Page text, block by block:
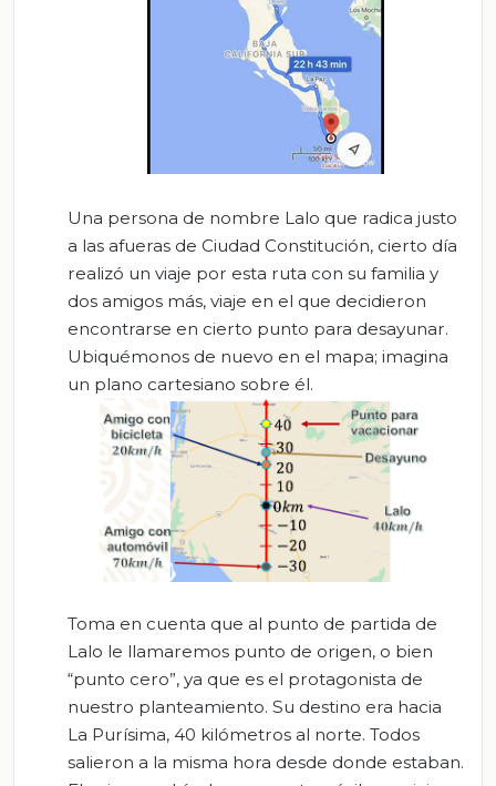
Una persona de nombre Lalo que radica justo
a las afueras de Ciudad Constitución, cierto día
realizó un viaje por esta ruta con su familia y
dos amigos más, viaje en el que decidieron
encontrarse en cierto punto para desayunar.
Ubiquémonos de nuevo en el mapa; imagina
un plano cartesiano sobre él.
Toma en cuenta que al punto de partida de
Lalo le llamaremos punto de origen, o bien
“punto cero”, ya que es el protagonista de
nuestro planteamiento. Su destino era hacia
La Purísima, 40 kilómetros al norte. Todos
salieron a la misma hora desde donde estaban.